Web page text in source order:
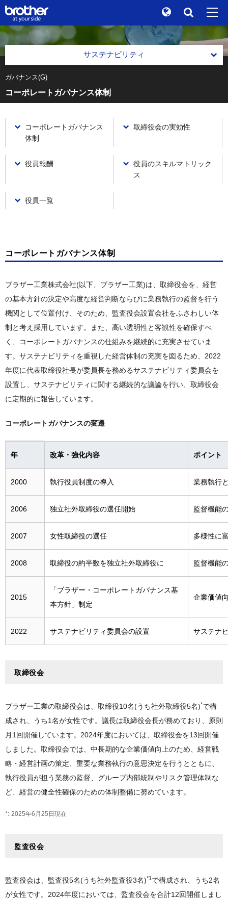
ja 日本語
検索
Global
サステナビリティ
グループ企業情報
各製品サイトへ
サステナビリティ
トップメッセージ
サステナビリティを重視した経営
サステナビリティを重視した経営
サステナビリティ基本方針
サステナビリティを重視した経営の推進
マテリアリティ(重要社会課題)
価値創造の仕組み
開発設計・生産技術
製造・物流・販売・サービス
知的財産
外部イニシアチブへの参画
外部からの評価
各種レポート
統合報告書
サステナビリティWebサイトPDFダウンロード
ブラザーグループ環境方針および環境ビジョン2050
自然関連財務情報開示タスクフォース(TNFD)
資源循環・廃棄物削減
汚染予防と化学物質管理
環境に配慮した製品づくり
環境に配慮した製品づくり
製品における環境法規制対応
環境認証の取得
各国における回収・再生・リサイクルの取り組み
責任あるサプライチェーン
多様性の尊重
安全衛生・防災
社会貢献活動
社会貢献活動
ガバナンス(G)
コーポレートガバナンス体制
リスクマネジメント・内部統制
情報セキュリティー
税務コンプライアンス
ガイドライン対照表
ガイドライン対照表
GRI内容索引
ESG情報インデックス
ガバナンス(G)
コーポレートガバナンス体制
コーポレートガバナンス
体制
取締役会の実効性
役員報酬
役員のスキルマトリック
ス
役員一覧
コーポレートガバナンス体制
ブラザー工業株式会社(以下、ブラザー工業)は、取締役会を、経営
の基本方針の決定や高度な経営判断ならびに業務執行の監督を行う
機関として位置付け、そのため、監査役会設置会社をふさわしい体
制と考え採用しています。また、高い透明性と客観性を確保すべ
く、コーポレートガバナンスの仕組みを継続的に充実させていま
す。サステナビリティを重視した経営体制の充実を図るため、2022
年度に代表取締役社長が委員長を務めるサステナビリティ委員会を
設置し、サステナビリティに関する継続的な議論を行い、取締役会
に定期的に報告しています。
コーポレートガバナンスの変遷
年 改革・強化内容 ポイント
2000 執行役員制度の導入 業務執行
2006 独立社外取締役の選任開始 監督機能
2007 女性取締役の選任 多様性に
2008 取締役の約半数を独立社外取締役に 監督機能
2015
「ブラザー・コーポレートガバナンス基
本方針」制定
企業価値
2022 サステナビリティ委員会の設置 サステナ
取締役会
ブラザー工業の取締役会は、取締役10名(うち社外取締役5名)*で構
成され、うち1名が女性です。議長は取締役会長が務めており、原則
月1回開催しています。2024年度においては、取締役会を13回開催
しました。取締役会では、中長期的な企業価値向上のため、経営戦
略・経営計画の策定、重要な業務執行の意思決定を行うとともに、
執行役員が担う業務の監督、グループ内部統制やリスク管理体制な
ど、経営の健全性確保のための体制整備に努めています。
2025年6月25日現在
監査役会
監査役会は、監査役5名(うち社外監査役3名)*1 で構成され、うち2名
が女性です。2024年度においては、監査役会を合計12回開催しまし